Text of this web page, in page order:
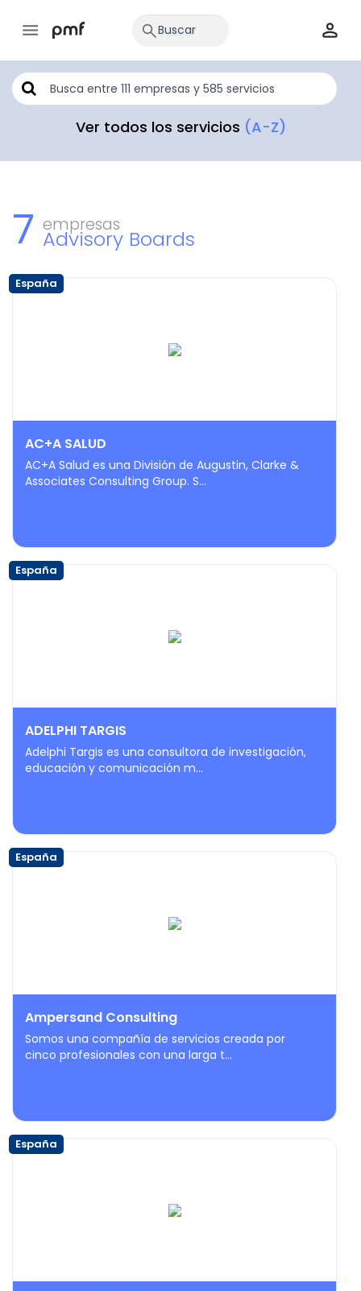
Ver todos los servicios (A-Z)
7 empresas
Advisory Boards
España
AC+A SALUD
AC+A Salud es una División de Augustin, Clarke &
Associates Consulting Group. S...
España
ADELPHI TARGIS
Adelphi Targis es una consultora de investigación,
educación y comunicación m...
España
Ampersand Consulting
Somos una compañía de servicios creada por
cinco profesionales con una larga t...
España